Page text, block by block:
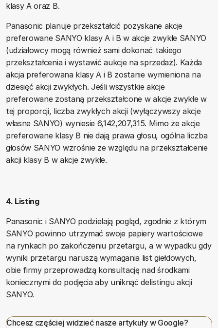
klasy A oraz B.
Panasonic planuje przekształcić pozyskane akcje
preferowane SANYO klasy A i B w akcje zwykłe SANYO
(udziałowcy mogą również sami dokonać takiego
przekształcenia i wystawić aukcje na sprzedaż). Każda
akcja preferowana klasy A i B zostanie wymieniona na
dziesięć akcji zwykłych. Jeśli wszystkie akcje
preferowane zostaną przekształcone w akcje zwykłe w
tej proporcji, liczba zwykłych akcji (wyłączywszy akcje
własne SANYO) wyniesie 6,142,207,315. Mimo że akcje
preferowane klasy B nie dają prawa głosu, ogólna liczba
głosów SANYO wzrośnie ze względu na przekształcenie
akcji klasy B w akcje zwykłe.
4. Listing
Panasonic i SANYO podzielają pogląd, zgodnie z którym
SANYO powinno utrzymać swoje papiery wartościowe
na rynkach po zakończeniu przetargu, a w wypadku gdy
wyniki przetargu naruszą wymagania list giełdowych,
obie firmy przeprowadzą konsultację nad środkami
koniecznymi do podjęcia aby uniknąć delistingu akcji
SANYO.
Chcesz częściej widzieć nasze artykuły w Google?